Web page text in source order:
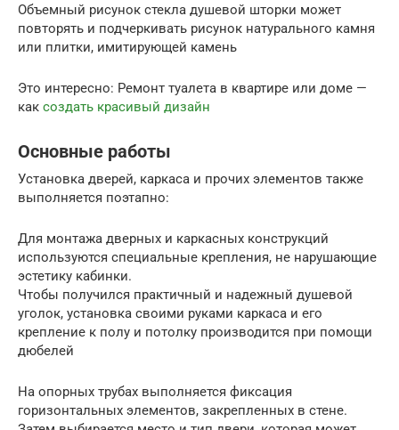
Объемный рисунок стекла душевой шторки может
повторять и подчеркивать рисунок натурального камня
или плитки, имитирующей камень
Это интересно: Ремонт туалета в квартире или доме —
как создать красивый дизайн
Основные работы
Установка дверей, каркаса и прочих элементов также
выполняется поэтапно:
Для монтажа дверных и каркасных конструкций
используются специальные крепления, не нарушающие
эстетику кабинки.
Чтобы получился практичный и надежный душевой
уголок, установка своими руками каркаса и его
крепление к полу и потолку производится при помощи
дюбелей
На опорных трубах выполняется фиксация
горизонтальных элементов, закрепленных в стене.